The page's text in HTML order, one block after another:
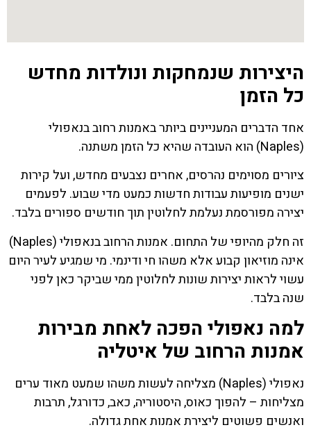
היצירות שנמחקות ונולדות מחדש
כל הזמן
אחד הדברים המעניינים ביותר באמנות רחוב בנאפולי
(Naples) הוא העובדה שהיא כל הזמן משתנה.
ציורים מסוימים נהרסים, אחרים נצבעים מחדש, ועל קירות
ישנים מופיעות עבודות חדשות כמעט מדי שבוע. לפעמים
יצירה מפורסמת נעלמת לחלוטין תוך חודשים ספורים בלבד.
זה חלק מהיופי של התחום. אמנות הרחוב בנאפולי (Naples)
אינה מוזיאון קבוע אלא משהו חי ודינמי. מי שמגיע לעיר היום
עשוי לראות יצירות שונות לחלוטין ממי שביקר כאן לפני
שנה בלבד.
למה נאפולי הפכה לאחת מבירות
אמנות הרחוב של איטליה
נאפולי (Naples) מצליחה לעשות משהו שמעט מאוד ערים
מצליחות – להפוך כאוס, היסטוריה, כאב, כדורגל, תרבות
ואנשים פשוטים ליצירת אמנות אחת גדולה.